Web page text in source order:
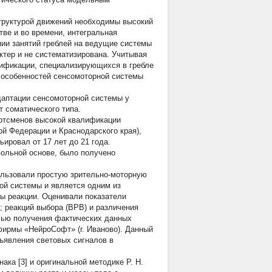
движений необходимы высокий
и во времени, интегральная
занятий греблей на ведущие системы
и не систематизирована. Учитывая
специализирующихся в гребле
сенсомоторной системы
сенсомоторной системы у
типа.
высокой квалификации
Федерации и Краснодарского края),
от 17 лет до 21 года.
основе, было получено
простую зрительно-моторную
системы и является одним из
реакции. Оценивали показатели
выбора (ВРВ) и различения
получения фактических данных
«НейроСофт» (г. Иваново). Данный
световых сигналов в
[3] и оригинальной методике Р. Н.